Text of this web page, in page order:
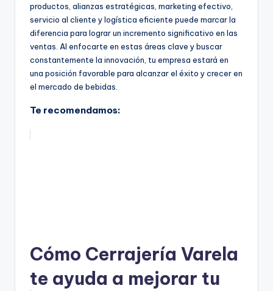
productos, alianzas estratégicas, marketing efectivo,
servicio al cliente y logística eficiente puede marcar la
diferencia para lograr un incremento significativo en las
ventas. Al enfocarte en estas áreas clave y buscar
constantemente la innovación, tu empresa estará en
una posición favorable para alcanzar el éxito y crecer en
el mercado de bebidas.
Te recomendamos:
Cómo Cerrajería Varela
te ayuda a mejorar tu